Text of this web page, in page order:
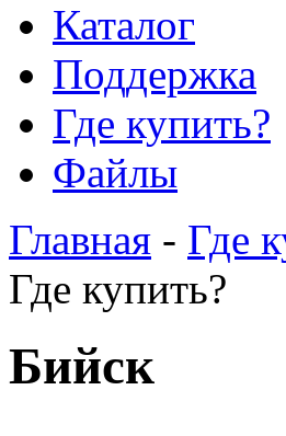
Каталог
Поддержка
Где купить?
Файлы
Главная - Где
Где купить?
Бийск